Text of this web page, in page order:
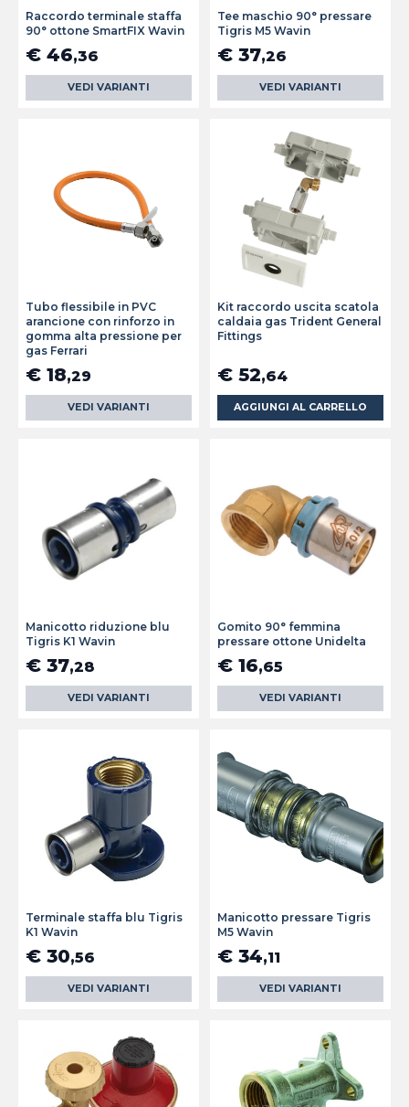
Raccordo terminale staffa
90° ottone SmartFIX Wavin
€ 46,36
VEDI VARIANTI
Tee maschio 90° pressare
Tigris M5 Wavin
€ 37,26
VEDI VARIANTI
Tubo flessibile in PVC
arancione con rinforzo in
gomma alta pressione per
gas Ferrari
€ 18,29
VEDI VARIANTI
Kit raccordo uscita scatola
caldaia gas Trident General
Fittings
€ 52,64
AGGIUNGI AL CARRELLO
Manicotto riduzione blu
Tigris K1 Wavin
€ 37,28
VEDI VARIANTI
Gomito 90° femmina
pressare ottone Unidelta
€ 16,65
VEDI VARIANTI
Terminale staffa blu Tigris
K1 Wavin
€ 30,56
VEDI VARIANTI
Manicotto pressare Tigris
M5 Wavin
€ 34,11
VEDI VARIANTI